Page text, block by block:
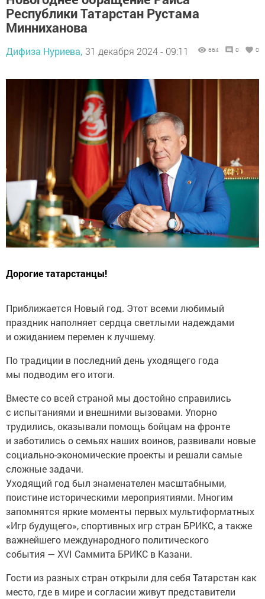
Республики Татарстан Рустама
Минниханова
Дифиза Нуриева, 31 декабря 2024 - 09:11 664 0 0
Дорогие татарстанцы!
Приближается Новый год. Этот всеми любимый
праздник наполняет сердца светлыми надеждами
и ожиданием перемен к лучшему.
По традиции в последний день уходящего года
мы подводим его итоги.
Вместе со всей страной мы достойно справились
с испытаниями и внешними вызовами. Упорно
трудились, оказывали помощь бойцам на фронте
и заботились о семьях наших воинов, развивали новые
социально-экономические проекты и решали самые
сложные задачи.
Уходящий год был знаменателен масштабными,
поистине историческими мероприятиями. Многим
запомнятся яркие моменты первых мультиформатных
«Игр будущего», спортивных игр стран БРИКС, а также
важнейшего международного политического
события — XVI Саммита БРИКС в Казани.
Гости из разных стран открыли для себя Татарстан как
место, где в мире и согласии живут представители